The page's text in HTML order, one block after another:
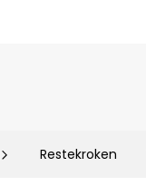
Restekroken